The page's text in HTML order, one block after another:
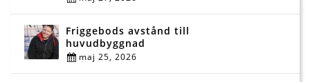
Friggebods avstånd till
huvudbyggnad
maj 25, 2026